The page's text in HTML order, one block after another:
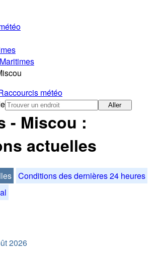
météo
Aller
- Miscou :
actuelles
Conditions des dernières 24 heures
2026